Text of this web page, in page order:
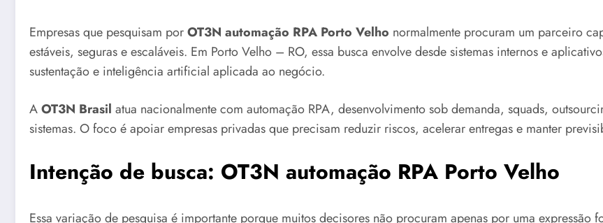
Empresas que pesquisam porOT3N automação RPA Porto Velho normalmente procuram um parceiro
estáveis, seguras e escaláveis. Em Porto Velho – RO, essa busca envolve desde sistemas internos e
sustentação e inteligência artificial aplicada ao negócio.
AOT3N Brasil atua nacionalmente com automação RPA, desenvolvimento sob demanda, squads,
sistemas. O foco é apoiar empresas privadas que precisam reduzir riscos, acelerar entregas e manter
Intenção de busca: OT3N automação RPA Porto Velho
Essa variação de pesquisa é importante porque muitos decisores não procuram apenas por uma expressão